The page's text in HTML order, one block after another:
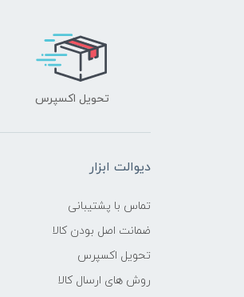
تحویل اکسپرس
دیوالت ابزار
تماس با پشتیبانی
ضمانت اصل بودن کالا
تحویل اکسپرس
روش های ارسال کالا